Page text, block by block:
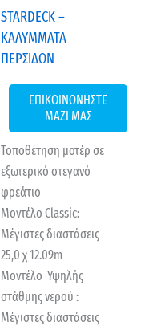
STARDECK –
ΚΑΛΥΜΜΑΤΑ
ΠΕΡΣΙΔΩΝ
ΕΠΙΚΟΙΝΩΝΗΣΤΕ
ΜΑΖΙ ΜΑΣ
Τοποθέτηση μοτέρ σε
εξωτερικό στεγανό
φρεάτιο
Μοντέλο Classic:
Μέγιστες διαστάσεις
25,0 χ 12.09m
Μοντέλο Υψηλής
στάθμης νερού :
Μέγιστες διαστάσεις